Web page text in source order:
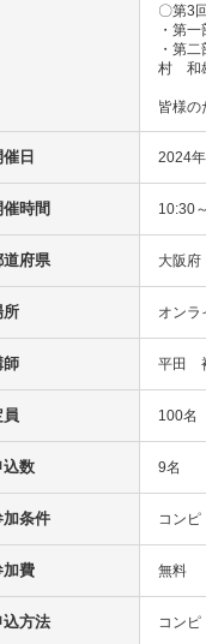
〇第3
・第
・第
村 和
皆様の
催日 2024
催時間 10:30
道府県 大阪府
所 オンラ
師 平田
員 100名
込数 9名
加条件 コンピ
加費 無料
込方法 コン